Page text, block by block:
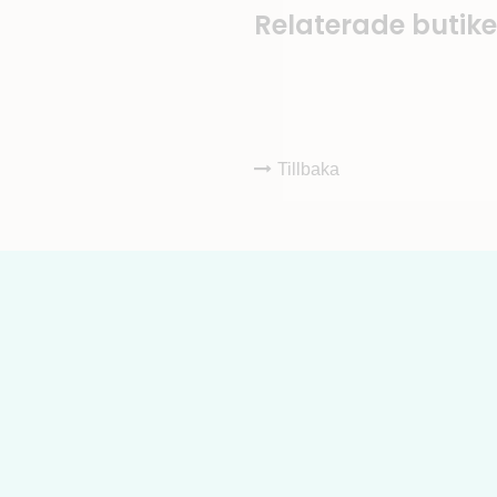
Relaterade
Tillbaka